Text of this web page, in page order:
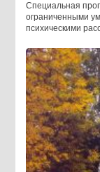
Специальная
ограниченными
психическими